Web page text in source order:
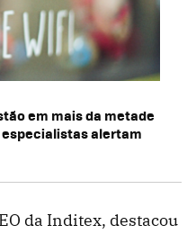
em mais da metade
alertam
da Inditex, destacou